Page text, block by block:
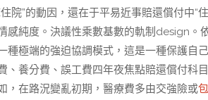
院”的動因，還在于平易近事賠還償付中“
感純度。決議性乘數基數的軌制design。
種極端的強迫協調模式，這是一種保護自
、養分費、誤工費四年夜焦點賠還償付科
，在路況變亂初期，醫療費多由交強險或